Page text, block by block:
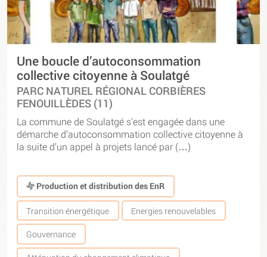
Une boucle d’autoconsommation
collective citoyenne à Soulatgé
PARC NATUREL RÉGIONAL CORBIÈRES
FENOUILLÈDES (11)
La commune de Soulatgé s’est engagée dans une
démarche d’autoconsommation collective citoyenne à
la suite d’un appel à projets lancé par (…)
Production et distribution des EnR
Transition énergétique Energies renouvelables
Gouvernance